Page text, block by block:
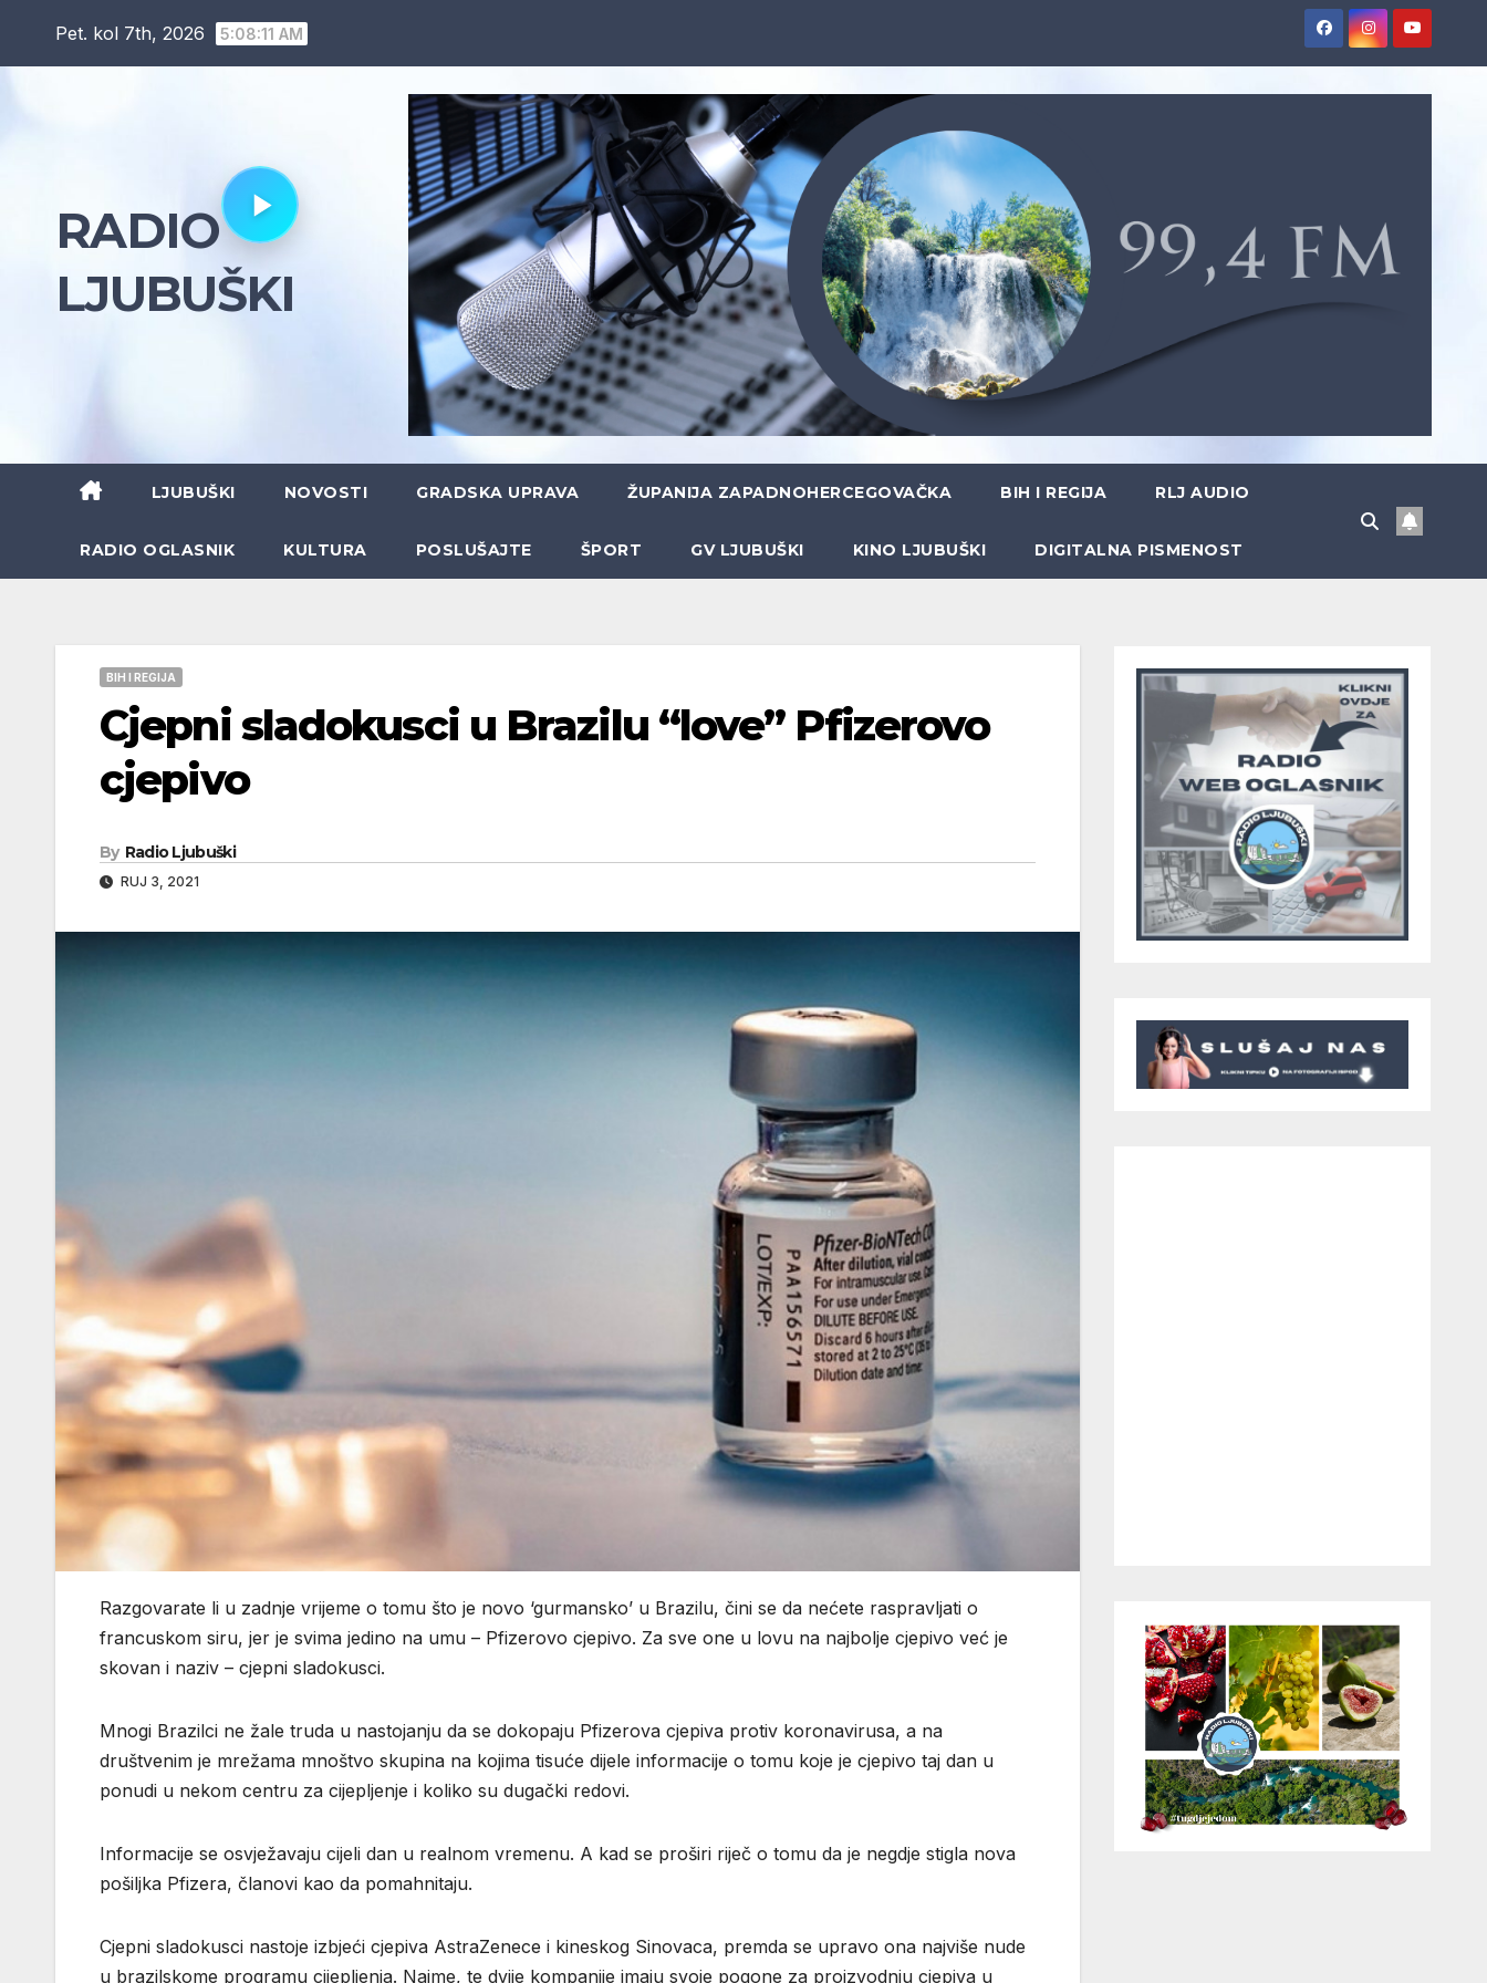
Pet. kol 7th, 2026 5:08:13 AM
RADIO
LJUBUŠKI
LJUBUŠKI NOVOSTI GRADSKA UPRAVA ŽUPANIJA ZAPADNOHERCEGOVAČKA BIH I REGIJA RLJ AUDIO
RADIO OGLASNIK KULTURA POSLUŠAJTE ŠPORT GV LJUBUŠKI KINO LJUBUŠKI DIGITALNA PISMENOST
BIH I REGIJA
Cjepni sladokusci u Brazilu “love” Pfizerovo
cjepivo
By Radio Ljubuški
RUJ 3, 2021
Razgovarate li u zadnje vrijeme o tomu što je novo ‘gurmansko’ u Brazilu, čini se da nećete raspravljati o
francuskom siru, jer je svima jedino na umu – Pfizerovo cjepivo. Za sve one u lovu na najbolje cjepivo već je
skovan i naziv – cjepni sladokusci.
Mnogi Brazilci ne žale truda u nastojanju da se dokopaju Pfizerova cjepiva protiv koronavirusa, a na
društvenim je mrežama mnoštvo skupina na kojima tisuće dijele informacije o tomu koje je cjepivo taj dan u
ponudi u nekom centru za cijepljenje i koliko su dugački redovi.
Informacije se osvježavaju cijeli dan u realnom vremenu. A kad se proširi riječ o tomu da je negdje stigla nova
pošiljka Pfizera, članovi kao da pomahnitaju.
Cjepni sladokusci nastoje izbjeći cjepiva AstraZenece i kineskog Sinovaca, premda se upravo ona najviše nude
u brazilskome programu cijepljenja. Naime, te dvije kompanije imaju svoje pogone za proizvodnju cjepiva u